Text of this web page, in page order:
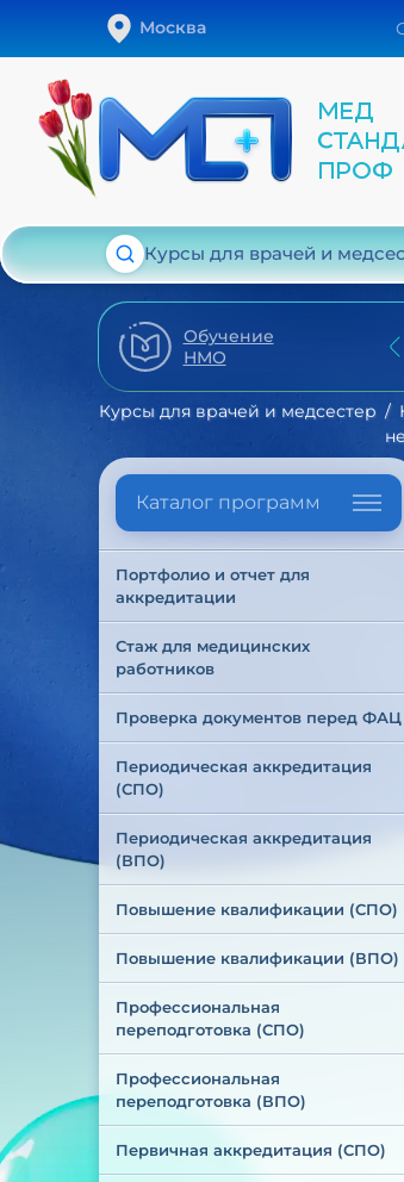
Москва
Курсы для врачей и
Обучение
НМО
Курсы для врачей и медсестер
Каталог программ
Портфолио и отчет для
аккредитации
Стаж для медицинских
работников
Проверка документов перед ФАЦ
Периодическая аккредитация
(СПО)
Периодическая аккредитация
(ВПО)
Повышение квалификации (СПО)
Повышение квалификации (ВПО)
Профессиональная
переподготовка (СПО)
Профессиональная
переподготовка (ВПО)
Первичная аккредитация (СПО)